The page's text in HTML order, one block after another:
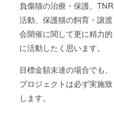
負傷猫の治療・保護、TNR
活動、保護猫の飼育・譲渡
会開催に関して更に精力的
に活動したく思います。
目標金額未達の場合でも、
プロジェクトは必ず実施致
します。